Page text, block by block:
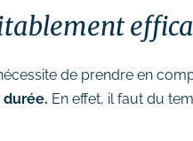
de prendre en
durée. En effet, il faut du